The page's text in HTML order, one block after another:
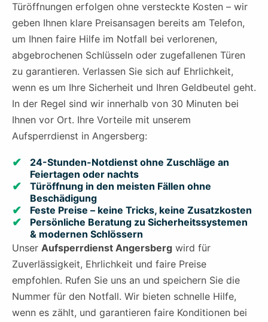
Türöffnungen erfolgen ohne versteckte Kosten – wir
geben Ihnen klare Preisansagen bereits am Telefon,
um Ihnen faire Hilfe im Notfall bei verlorenen,
abgebrochenen Schlüsseln oder zugefallenen Türen
zu garantieren. Verlassen Sie sich auf Ehrlichkeit,
wenn es um Ihre Sicherheit und Ihren Geldbeutel geht.
In der Regel sind wir innerhalb von 30 Minuten bei
Ihnen vor Ort. Ihre Vorteile mit unserem
Aufsperrdienst in Angersberg:
24-Stunden-Notdienst ohne Zuschläge an
Feiertagen oder nachts
Türöffnung in den meisten Fällen ohne
Beschädigung
Feste Preise – keine Tricks, keine Zusatzkosten
Persönliche Beratung zu Sicherheitssystemen
& modernen Schlössern
Unser Aufsperrdienst Angersberg wird für
Zuverlässigkeit, Ehrlichkeit und faire Preise
empfohlen. Rufen Sie uns an und speichern Sie die
Nummer für den Notfall. Wir bieten schnelle Hilfe,
wenn es zählt, und garantieren faire Konditionen bei